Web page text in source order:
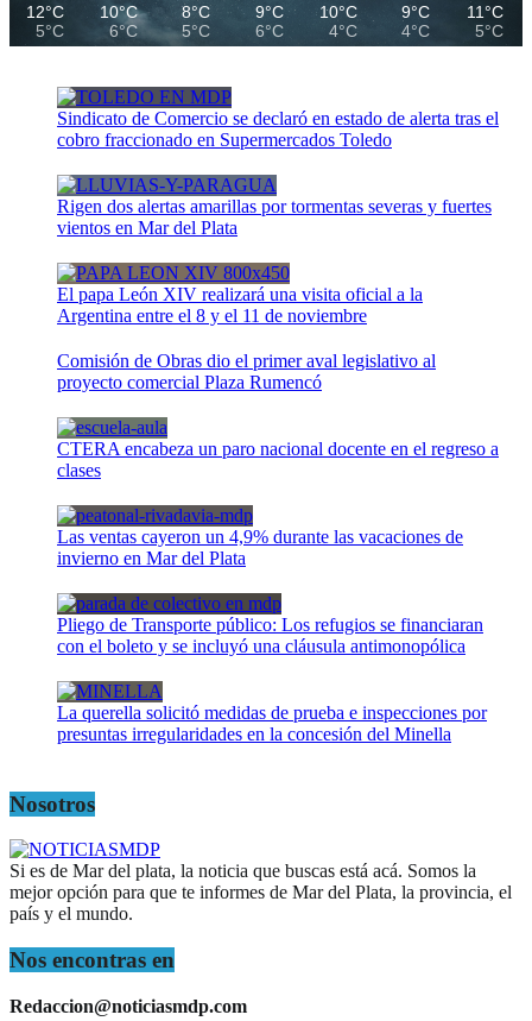
12°C
5°C
10°C
6°C
8°C
5°C
9°C
6°C
10°C
4°C
9°C
4°C
11°C
5°C
Sindicato de Comercio se declaró en estado de alerta tras el
cobro fraccionado en Supermercados Toledo
Rigen dos alertas amarillas por tormentas severas y fuertes
vientos en Mar del Plata
El papa León XIV realizará una visita oficial a la
Argentina entre el 8 y el 11 de noviembre
Comisión de Obras dio el primer aval legislativo al
proyecto comercial Plaza Rumencó
CTERA encabeza un paro nacional docente en el regreso a
clases
Las ventas cayeron un 4,9% durante las vacaciones de
invierno en Mar del Plata
Pliego de Transporte público: Los refugios se financiaran
con el boleto y se incluyó una cláusula antimonopólica
La querella solicitó medidas de prueba e inspecciones por
presuntas irregularidades en la concesión del Minella
Nosotros
Si es de Mar del plata, la noticia que buscas está acá. Somos la
mejor opción para que te informes de Mar del Plata, la provincia, el
país y el mundo.
Nos encontras en
Redaccion@noticiasmdp.com